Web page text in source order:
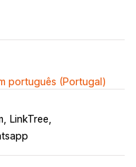
português (Portugal)
LinkTree